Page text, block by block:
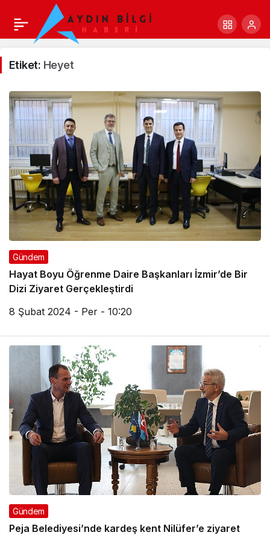
Etiket: Heyet
Gündem
Hayat Boyu Öğrenme Daire Başkanları İzmir’de Bir
Dizi Ziyaret Gerçekleştirdi
8 Şubat 2024 - Per - 10:20
Gündem
Peja Belediyesi’nde kardeş kent Nilüfer’e ziyaret